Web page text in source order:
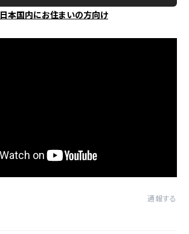
日本国内にお住まいの方向け
通報する